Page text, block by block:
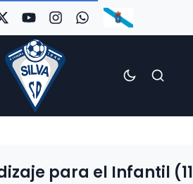
para el Infantil